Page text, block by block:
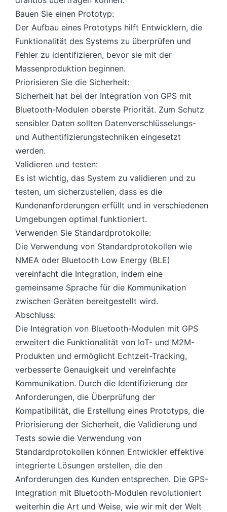
Bauen Sie einen Prototyp:
Der Aufbau eines Prototyps hilft Entwicklern, die
Funktionalität des Systems zu überprüfen und
Fehler zu identifizieren, bevor sie mit der
Massenproduktion beginnen.
Priorisieren Sie die Sicherheit:
Sicherheit hat bei der Integration von GPS mit
Bluetooth-Modulen oberste Priorität. Zum Schutz
sensibler Daten sollten Datenverschlüsselungs-
und Authentifizierungstechniken eingesetzt
werden.
Validieren und testen:
Es ist wichtig, das System zu validieren und zu
testen, um sicherzustellen, dass es die
Kundenanforderungen erfüllt und in verschiedenen
Umgebungen optimal funktioniert.
Verwenden Sie Standardprotokolle:
Die Verwendung von Standardprotokollen wie
NMEA oder Bluetooth Low Energy (BLE)
vereinfacht die Integration, indem eine
gemeinsame Sprache für die Kommunikation
zwischen Geräten bereitgestellt wird.
Abschluss:
Die Integration von Bluetooth-Modulen mit GPS
erweitert die Funktionalität von IoT- und M2M-
Produkten und ermöglicht Echtzeit-Tracking,
verbesserte Genauigkeit und vereinfachte
Kommunikation. Durch die Identifizierung der
Anforderungen, die Überprüfung der
Kompatibilität, die Erstellung eines Prototyps, die
Priorisierung der Sicherheit, die Validierung und
Tests sowie die Verwendung von
Standardprotokollen können Entwickler effektive
integrierte Lösungen erstellen, die den
Anforderungen des Kunden entsprechen. Die GPS-
Integration mit Bluetooth-Modulen revolutioniert
weiterhin die Art und Weise, wie wir mit der Welt